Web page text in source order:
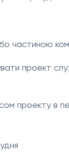
частиною
проект
проекту в